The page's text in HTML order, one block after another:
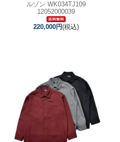
ルゾン WK034TJ109
12052000039
220,000円(税込)